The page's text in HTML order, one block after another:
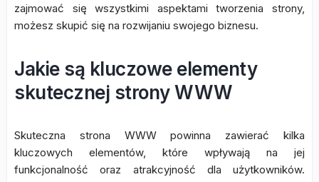
zajmować się wszystkimi aspektami tworzenia strony,
możesz skupić się na rozwijaniu swojego biznesu.
Jakie są kluczowe elementy
skutecznej strony WWW
Skuteczna strona WWW powinna zawierać kilka
kluczowych elementów, które wpływają na jej
funkcjonalność oraz atrakcyjność dla użytkowników.